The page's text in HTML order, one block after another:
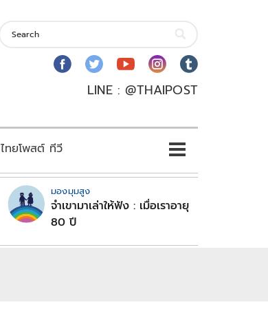
LINE : @THAIPOST
ไทยโพสต์ ทีวี
มองมุมสูง
จำเขามาเล่าให้ฟัง : เมื่อเราอายุ
80 ปี